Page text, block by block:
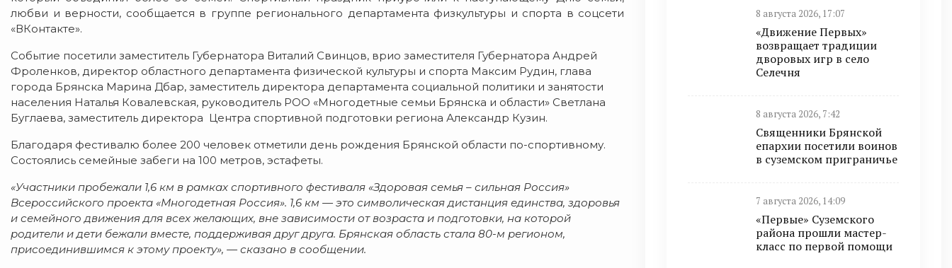
любви и верности, сообщается в группе регионального департамента физкультуры и спорта в соцсети
«ВКонтакте».
Событие посетили заместитель Губернатора Виталий Свинцов, врио заместителя Губернатора Андрей
Фроленков, директор областного департамента физической культуры и спорта Максим Рудин, глава
города Брянска Марина Дбар, заместитель директора департамента социальной политики и занятости
населения Наталья Ковалевская, руководитель РОО «Многодетные семьи Брянска и области» Светлана
Буглаева, заместитель директора Центра спортивной подготовки региона Александр Кузин.
Благодаря фестивалю более 200 человек отметили день рождения Брянской области по-спортивному.
Состоялись семейные забеги на 100 метров, эстафеты.
«Участники пробежали 1,6 км в рамках спортивного фестиваля «Здоровая семья – сильная Россия»
Всероссийского проекта «Многодетная Россия». 1,6 км — это символическая дистанция единства, здоровья
и семейного движения для всех желающих, вне зависимости от возраста и подготовки, на которой
родители и дети бежали вместе, поддерживая друг друга. Брянская область стала 80-м регионом,
присоединившимся к этому проекту», — сказано в сообщении.
8 августа 2026, 17:07
«Движение Первых»
возвращает традиции
дворовых игр в село
Селечня
8 августа 2026, 7:42
Священники Брянской
епархии посетили воинов
в суземском приграничье
7 августа 2026, 14:09
«Первые» Суземского
района прошли мастер-
класс по первой помощи